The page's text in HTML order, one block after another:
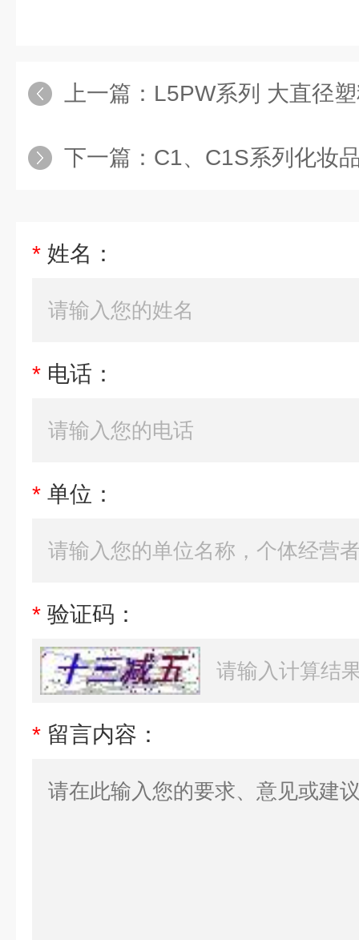
上一篇： L5PW系列 大直径
下一篇： C1、C1S系列化妆
* 姓名：
* 电话：
* 单位：
* 验证码：
* 留言内容：